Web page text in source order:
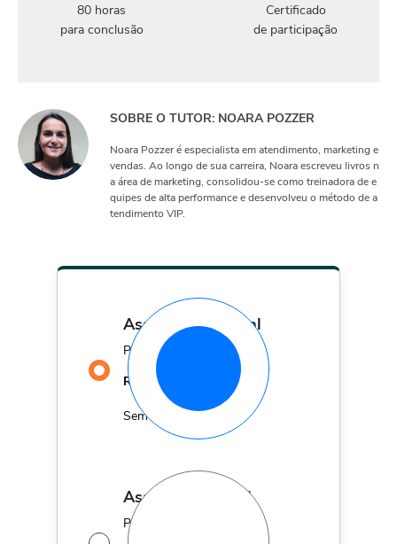
80 horas
para conclusão
Certificado
de participação
SOBRE O TUTOR: NOARA POZZER
Noara Pozzer é especialista em atendimento, marketing e
vendas. Ao longo de sua carreira, Noara escreveu livros n
a área de marketing, consolidou-se como treinadora de e
quipes de alta performance e desenvolveu o método de a
tendimento VIP.
assinatura mensal
Por apenas
R$
29,90 MÊS
Sem fidelidade
assinatura anual
Por apenas 12x de